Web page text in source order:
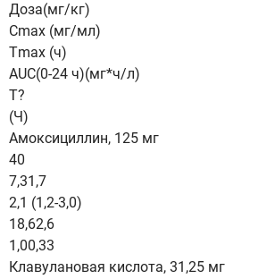
Доза(мг/кг)
Сmах (мг/мл)
Тmах (ч)
AUC(0-24 ч)(мг*ч/л)
T?
(Ч)
Амоксициллин, 125 мг
40
7,31,7
2,1 (1,2-3,0)
18,62,6
1,00,33
Клавулановая кислота, 31,25 мг